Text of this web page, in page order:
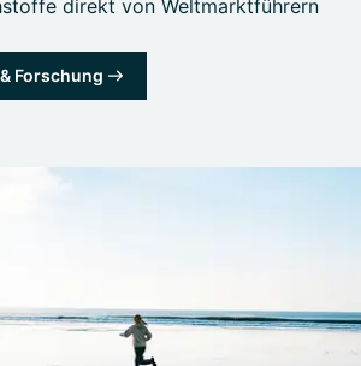
direkt von Weltmarktführern
Forschung